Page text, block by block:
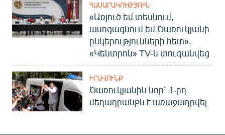
ՀԱՍԱՐԱԿՈՒԹՅՈՒՆ
«Առյուծ եմ տեսնում,
ասոցացնում եմ Ծառուկյանի
ընկերությունների հետ».
«Կենտրոն» TV-ն տուգանվեց
ԻՐԱՎՈՒՆՔ
Ծառուկյանին նոր՝ 3-րդ
մեղադրանքն է առաջադրվել